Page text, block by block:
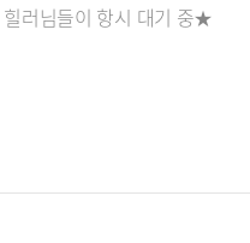
러님들이 항시 대기 중★